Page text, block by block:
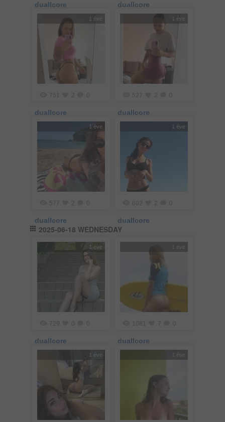
duallcore duallcore
1 éve
751 2
duallcore
1 éve
527 2
duallcore
1 éve
577 2
duallcore
1 éve
602 2
duallcore
2025-06-18 WEDNESDAY
1 éve
729
duallcore
1 éve
7
duallcore
1 éve 1 éve